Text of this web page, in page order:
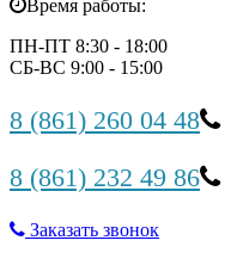
Время работы:
ПН-ПТ 8:30 - 18:00
СБ-ВС 9:00 - 15:00
8 (861) 260 04 48
8 (861) 232 49 86
Заказать звонок